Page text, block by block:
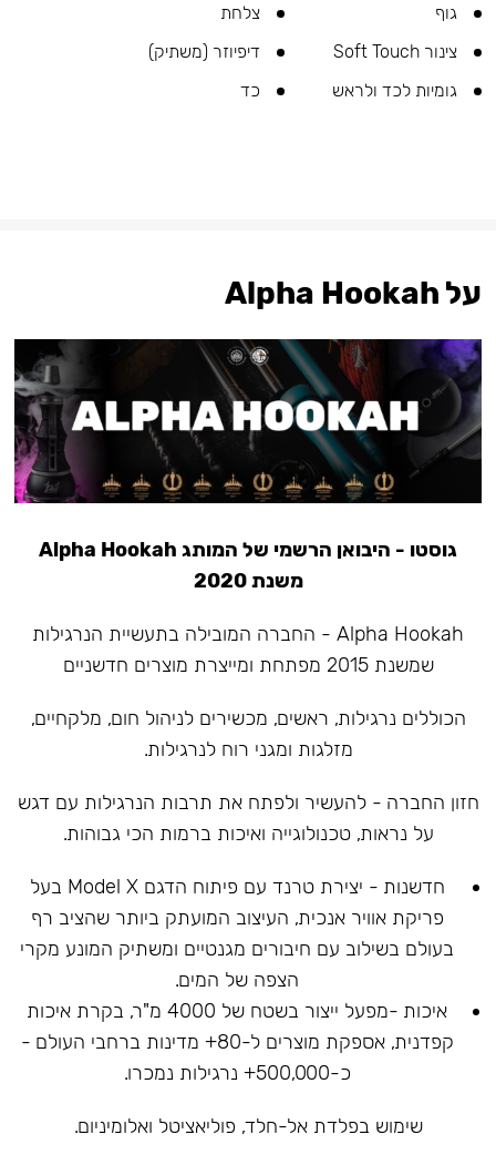
גוף
צלחת
צינור Soft Touch
דיפיוזר (משתיק)
גומיות לכד ולראש
כד
על Alpha Hookah
גוסטו - היבואן הרשמי של המותג Alpha Hookah
משנת 2020
Alpha Hookah - החברה המובילה בתעשיית הנרגילות
שמשנת 2015 מפתחת ומייצרת מוצרים חדשניים
הכוללים נרגילות, ראשים, מכשירים לניהול חום, מלקחיים,
מזלגות ומגני רוח לנרגילות.
חזון החברה - להעשיר ולפתח את תרבות הנרגילות עם דגש
על נראות, טכנולוגייה ואיכות ברמות הכי גבוהות.
חדשנות - יצירת טרנד עם פיתוח הדגם Model X בעל
פריקת אוויר אנכית, העיצוב המועתק ביותר שהציב רף
בעולם בשילוב עם חיבורים מגנטיים ומשתיק המונע מקרי
הצפה של המים.
איכות -מפעל ייצור בשטח של 4000 מ"ר, בקרת איכות
קפדנית, אספקת מוצרים ל-80+ מדינות ברחבי העולם -
כ-500,000+ נרגילות נמכרו.
שימוש בפלדת אל-חלד, פוליאציטל ואלומיניום.